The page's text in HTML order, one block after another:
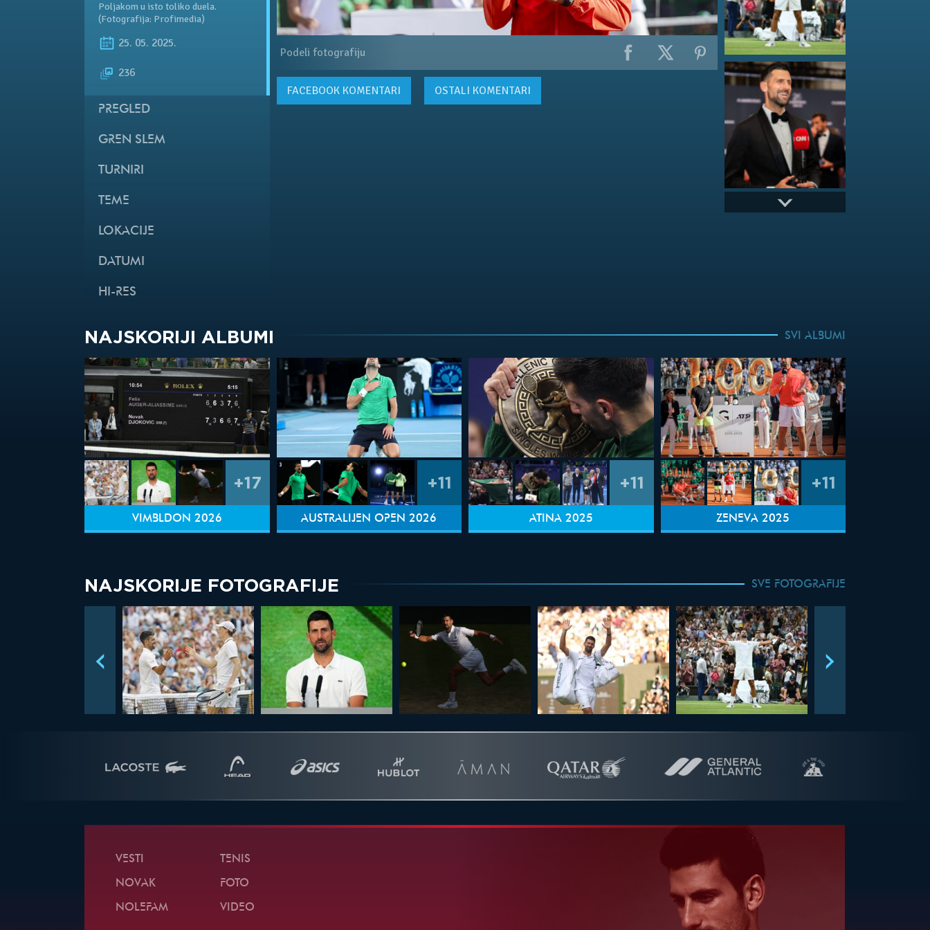
Poljakom u isto toliko duela.
(Fotografija: Profimedia)
25. 05. 2025.
236
PREGLED
GREN SLEM
TURNIRI
TEME
LOKACIJE
DATUMI
HI-RES
Podeli fotografiju
FACEBOOKKOMENTARI OSTALI KOMENTARI
NAJSKORIJI ALBUMI SVI ALBUMI
+17
VIMBLDON 2026
+11
AUSTRALIJEN OPEN 2026
+11
ATINA 2025
+11
ŽENEVA 2025
NAJSKORIJE FOTOGRAFIJE SVE FOTOGRAFIJE
VESTI
NOVAK
NOLEFAM
TENIS
FOTO
VIDEO